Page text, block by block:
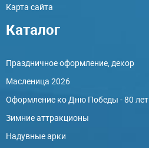
Карта сайта
Каталог
Праздничное оформление, декор
Масленица 2026
Оформление ко Дню Победы - 80 лет
Зимние аттракционы
Надувные арки